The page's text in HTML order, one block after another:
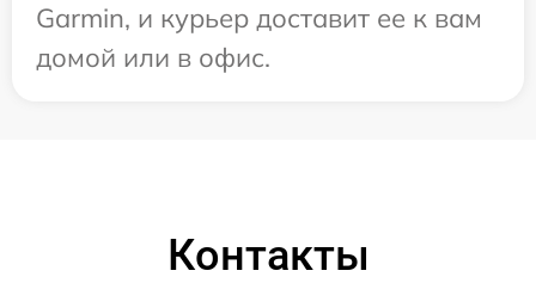
Garmin, и курьер доставит ее к вам
домой или в офис.
Контакты